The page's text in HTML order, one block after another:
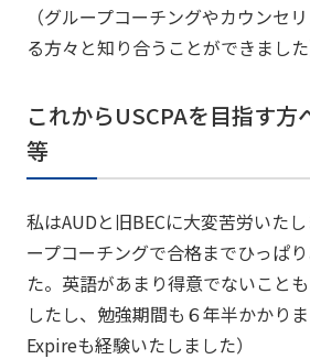
（グループコーチングやカウンセ
る方々と知り合うことができました
これからUSCPAを目指す方
等
私はAUDと旧BECに大変苦労いた
ープコーチングで合格までひっぱ
た。英語があまり得意でないこと
したし、勉強期間も６年半かかり
Expireも経験いたしました）